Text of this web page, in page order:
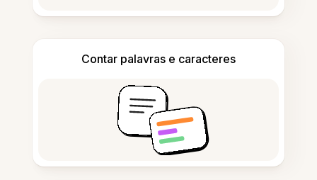
Contar palavras e caracteres